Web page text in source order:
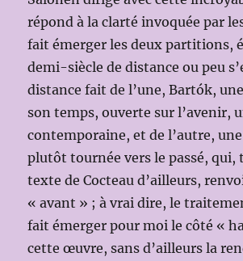
répond à la clarté invoquée par
fait émerger les deux partitions,
demi-siècle de distance ou peu
distance fait de l’une, Bartók,
son temps, ouverte sur l’avenir,
contemporaine, et de l’autre,
plutôt tournée vers le passé, qui,
texte de Cocteau d’ailleurs,
« avant » ; à vrai dire, le
fait émerger pour moi le côté «
cette œuvre, sans d’ailleurs la